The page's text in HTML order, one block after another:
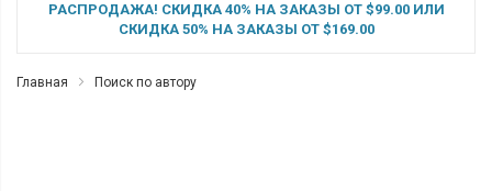
РАСПРОДАЖА! СКИДКА 40% НА ЗАКАЗЫ ОТ $99.00 ИЛИ
СКИДКА 50% НА ЗАКАЗЫ ОТ $169.00
Главная Поиск по автору